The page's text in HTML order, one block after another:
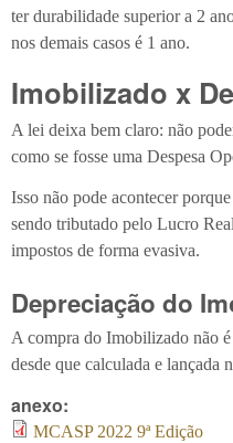
ter durabilidade superior a 2
nos demais casos é 1 ano.
Imobilizado x
A lei deixa bem claro: não
como se fosse uma Despesa
Isso não pode acontecer
sendo tributado pelo Lucro
impostos de forma evasiva.
Depreciação do
A compra do Imobilizado não é
desde que calculada e lançada
anexo:
MCASP 2022 9ª Edição